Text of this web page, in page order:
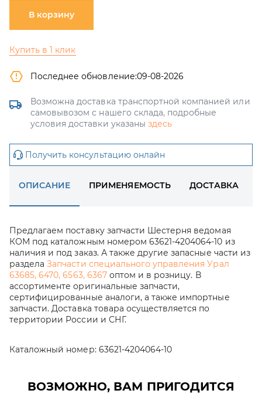
В корзину
Купить в 1 клик
Последнее обновление:09-08-2026
Возможна доставка транспортной компанией или
самовывозом с нашего склада, подробные
условия доставки указаны здесь
Получить консультацию онлайн
ОПИСАНИЕ ПРИМЕНЯЕМОСТЬ ДОСТАВКА
Предлагаем поставку запчасти Шестерня ведомая
КОМ под каталожным номером 63621-4204064-10 из
наличия и под заказ. А также другие запасные части из
разделаЗапчасти специального управления Урал
63685, 6470, 6563, 6367оптом и в розницу. В
ассортименте оригинальные запчасти,
сертифицированные аналоги, а также импортные
запчасти. Доставка товара осуществляется по
территории России и СНГ.
Каталожный номер: 63621-4204064-10
ВОЗМОЖНО, ВАМ ПРИГОДИТСЯ